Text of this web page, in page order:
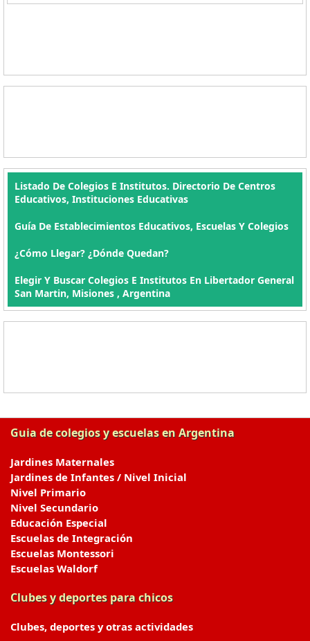
Listado De Colegios E Institutos. Directorio De Centros
Educativos, Instituciones Educativas
Guía De Establecimientos Educativos, Escuelas Y Colegios
¿Cómo Llegar? ¿Dónde Quedan?
Elegir Y Buscar Colegios E Institutos En Libertador General
San Martin, Misiones , Argentina
Guia de colegios y escuelas en Argentina
Jardines Maternales
Jardines de Infantes / Nivel Inicial
Nivel Primario
Nivel Secundario
Educación Especial
Escuelas de Integración
Escuelas Montessori
Escuelas Waldorf
Clubes y deportes para chicos
Clubes, deportes y otras actividades